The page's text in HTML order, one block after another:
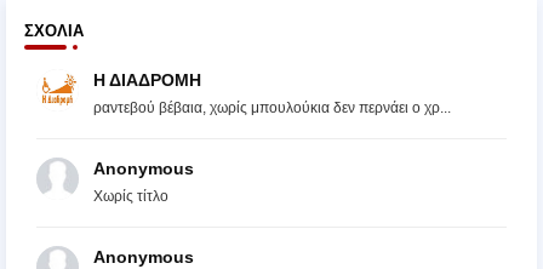
ΣΧΌΛΙΑ
Η ΔΙΑΔΡΟΜΗ
ραντεβού βέβαια, χωρίς μπουλούκια δεν περνάει ο χρ...
Anonymous
Χωρίς τίτλο
Anonymous